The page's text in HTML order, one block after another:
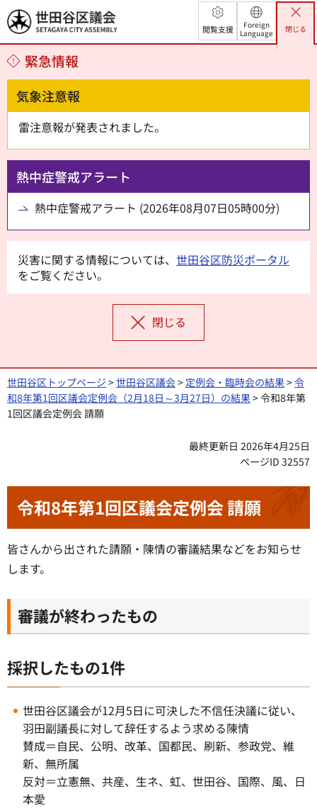
世田谷区議会
閲覧支援
Foreign
Language
閉じる
緊急情報
気象注意報
雷注意報が発表されました。
熱中症警戒アラート
熱中症警戒アラート (2026年08月07日05時00分)
災害に関する情報については、 世田谷区防災ポータル
をご覧ください。
閉じる
世田谷区トップページ >世田谷区議会> 定例会・臨時会の結果>令
和8年第1回区議会定例会（2月18日～3月27日）の結果> 令和8年第
1回区議会定例会 請願
最終更新日 2026年4月25日
ページID 32557
令和8年第1回区議会定例会 請願
皆さんから出された請願・陳情の審議結果などをお知らせ
します。
審議が終わったもの
採択したもの1件
世田谷区議会が12月5日に可決した不信任決議に従い、
羽田副議長に対して辞任するよう求める陳情
賛成＝自民、公明、改革、国都民、刷新、参政党、維
新、無所属
反対＝立憲無、共産、生ネ、虹、世田谷、国際、風、日
本愛